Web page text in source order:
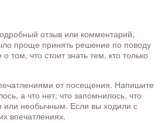
отзыв или комментарий,
проще принять решение по поводу
том, что стоит знать тем, кто только
от посещения. Напишите
а что нет, что запомнилось, что
или необычным. Если вы ходили с
впечатлениях.